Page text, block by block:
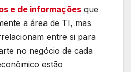
e de informações que
a área de TI, mas
entre si para
no negócio de cada
estão